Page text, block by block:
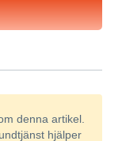
denna artikel.
hjälper